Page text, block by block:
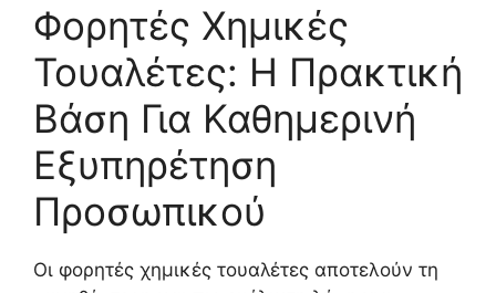
Φορητές Χημικές
Τουαλέτες: Η Πρακτική
Βάση Για Καθημερινή
Εξυπηρέτηση
Προσωπικού
Οι φορητές χημικές τουαλέτες αποτελούν τη